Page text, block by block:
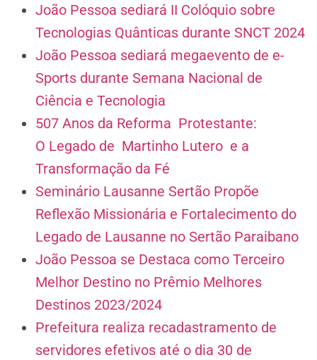
João Pessoa sediará II Colóquio sobre
Tecnologias Quânticas durante SNCT 2024
João Pessoa sediará megaevento de e-
Sports durante Semana Nacional de
Ciência e Tecnologia
507 Anos da Reforma Protestante:
O Legado de Martinho Lutero e a
Transformação da Fé
Seminário Lausanne Sertão Propõe
Reflexão Missionária e Fortalecimento do
Legado de Lausanne no Sertão Paraibano
João Pessoa se Destaca como Terceiro
Melhor Destino no Prêmio Melhores
Destinos 2023/2024
Prefeitura realiza recadastramento de
servidores efetivos até o dia 30 de